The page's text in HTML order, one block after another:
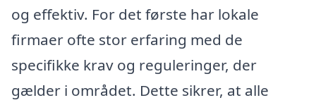
og effektiv. For det første har lokale
firmaer ofte stor erfaring med de
specifikke krav og reguleringer, der
gælder i området. Dette sikrer, at alle